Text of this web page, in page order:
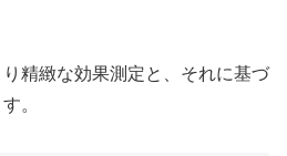
精緻な効果測定と、それに基づ
。